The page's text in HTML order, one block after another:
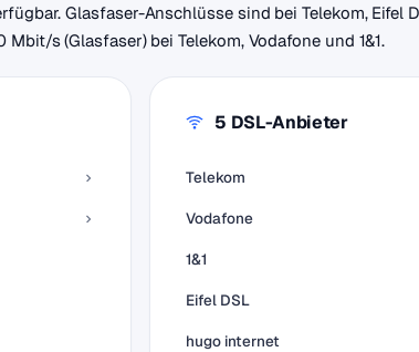
Glasfaser-Anschlüsse sind bei Telekom,
s (Glasfaser) bei Telekom, Vodafone und 1&1.
5 DSL-Anbieter
Telekom
Vodafone
1&1
Eifel DSL
hugo internet